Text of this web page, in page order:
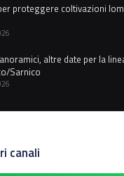
proteggere coltivazioni
altre date per la
Sarnico
canali